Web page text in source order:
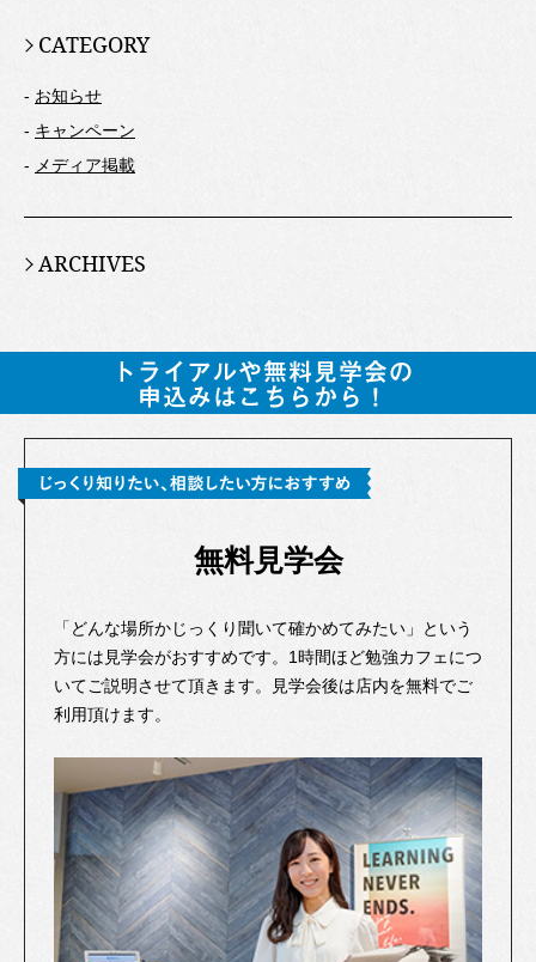
CATEGORY
- お知らせ
- キャンペーン
- メディア掲載
ARCHIVES
無料見学会
「どんな場所かじっくり聞いて確かめてみたい」という
方には見学会がおすすめです。1時間ほど勉強カフェにつ
いてご説明させて頂きます。見学会後は店内を無料でご
利用頂けます。